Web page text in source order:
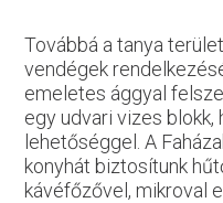
Továbbá a tanya
vendégek
emeletes ággyal
egy udvari vizes
lehetőséggel. A
konyhát biztosítunk
kávéfőzővel, mikroval